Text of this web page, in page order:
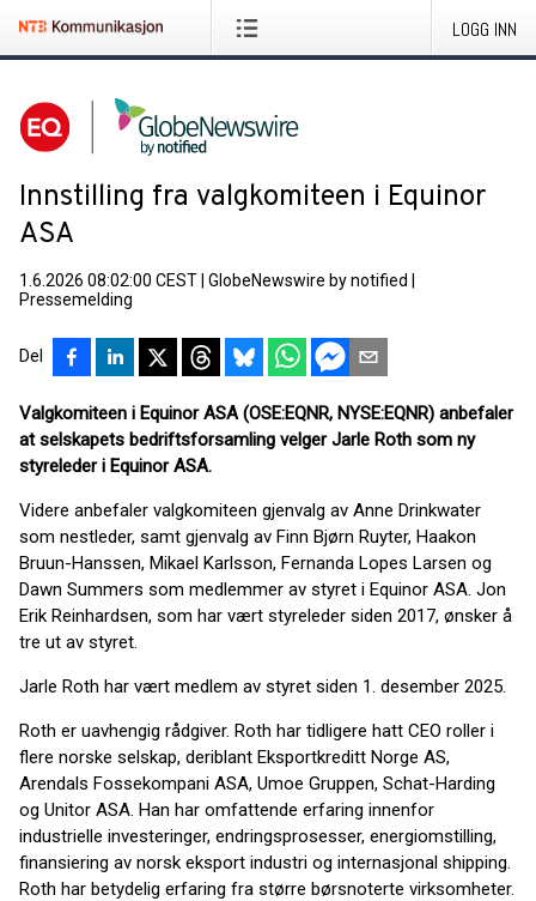
LOGG INN
Innstilling fra valgkomiteen i Equinor
ASA
1.6.2026 08:02:00 CEST GlobeNewswire by notified
Pressemelding
Del
Valgkomiteen i Equinor ASA (OSE:EQNR, NYSE:EQNR) anbefaler
at selskapets bedriftsforsamling velger Jarle Roth som ny
styreleder i Equinor ASA.
Videre anbefaler valgkomiteen gjenvalg av Anne Drinkwater
som nestleder, samt gjenvalg av Finn Bjørn Ruyter, Haakon
Bruun-Hanssen, Mikael Karlsson, Fernanda Lopes Larsen og
Dawn Summers som medlemmer av styret i Equinor ASA. Jon
Erik Reinhardsen, som har vært styreleder siden 2017, ønsker å
tre ut av styret.
Jarle Roth har vært medlem av styret siden 1. desember 2025.
Roth er uavhengig rådgiver. Roth har tidligere hatt CEO roller i
flere norske selskap, deriblant Eksportkreditt Norge AS,
Arendals Fossekompani ASA, Umoe Gruppen, Schat-Harding
og Unitor ASA. Han har omfattende erfaring innenfor
industrielle investeringer, endringsprosesser, energiomstilling,
finansiering av norsk eksport industri og internasjonal shipping.
Roth har betydelig erfaring fra større børsnoterte virksomheter.